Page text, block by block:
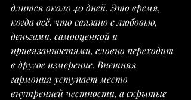
длится около 40 дней. Это время,
когда всё, что связано с любовью,
деньгами, самооценкой и
привязанностями, словно переходит
в другое измерение. Внешняя
гармония уступает место
внутренней честности, а скрытые